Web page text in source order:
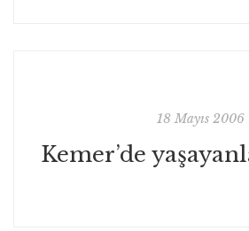
18 Mayıs 2006